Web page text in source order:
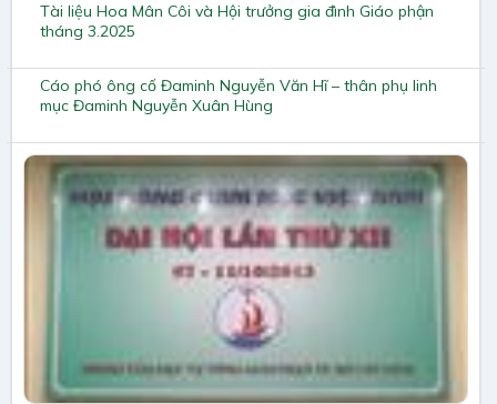
Tài liệu Hoa Mân Côi và Hội trưởng gia đình Giáo phận
tháng 3.2025
Cáo phó ông cố Đaminh Nguyễn Văn Hĩ – thân phụ linh
mục Đaminh Nguyễn Xuân Hùng